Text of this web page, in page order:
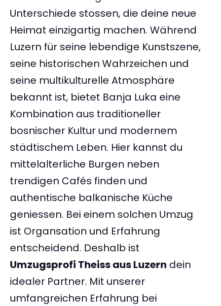
Unterschiede stossen, die deine neue
Heimat einzigartig machen. Während
Luzern für seine lebendige Kunstszene,
seine historischen Wahrzeichen und
seine multikulturelle Atmosphäre
bekannt ist, bietet Banja Luka eine
Kombination aus traditioneller
bosnischer Kultur und modernem
städtischem Leben. Hier kannst du
mittelalterliche Burgen neben
trendigen Cafés finden und
authentische balkanische Küche
geniessen. Bei einem solchen Umzug
ist Organsation und Erfahrung
entscheidend. Deshalb ist
Umzugsprofi Theiss aus Luzern dein
idealer Partner. Mit unserer
umfangreichen Erfahrung bei